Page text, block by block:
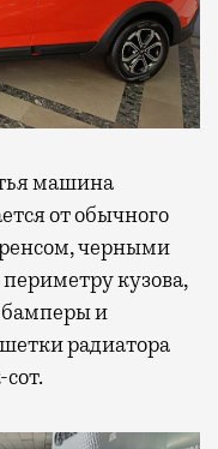
машина
от обычного
черными
кузова,
и
радиатора